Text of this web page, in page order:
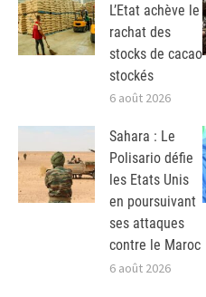
L’Etat achève le
rachat des
stocks de cacao
stockés
6 août 2026
Sahara : Le
Polisario défie
les Etats Unis
en poursuivant
ses attaques
contre le Maroc
6 août 2026